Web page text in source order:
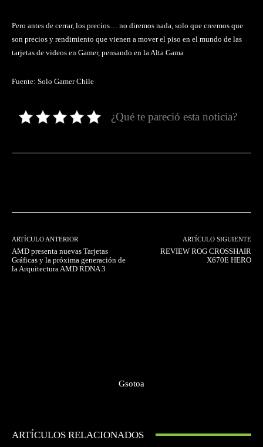
Pero antes de cerrar, los precios… no diremos nada, solo que creemos que
son precios y rendimiento que vienen a mover el piso en el mundo de las
tarjetas de videos en Gamer, pensando en la Alta Gama
Fuente: Solo Gamer Chile
¿Qué te pareció esta noticia?
ARTÍCULO ANTERIOR
AMD presenta nuevas Tarjetas
Gráficas y la próxima generación de
la Arquitectura AMD RDNA 3
ARTÍCULO SIGUIENTE
REVIEW ROG CROSSHAIR
X670E HERO
Gsotoa
ARTÍCULOS RELACIONADOS